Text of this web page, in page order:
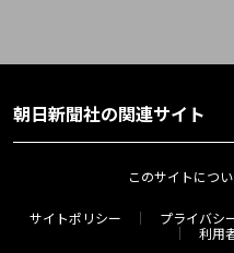
朝日新聞社の関連サイト
このサイトにつ
サイトポリシー プライバシ
利用